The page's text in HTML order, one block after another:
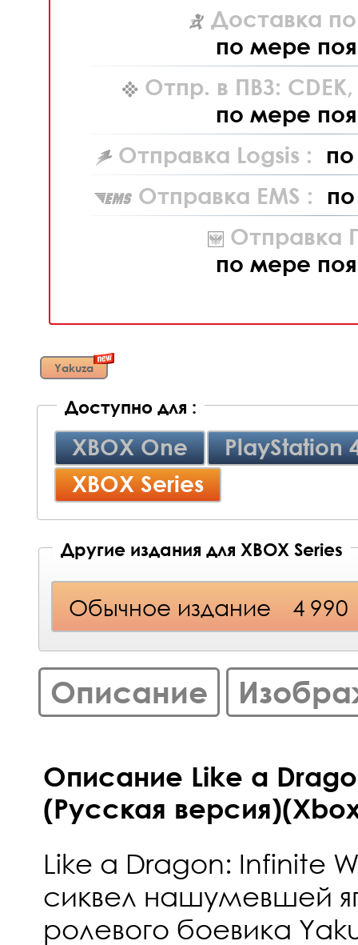
Доставка
по мере
Отпр. в ПВЗ: CDEK,
по мере
Отправка Logsis :
Отправка EMS :
Отправка
по мере
Yakuza
Доступно для :
XBOX One
PlayStation
XBOX Series
Другие издания для XBOX Series
Обычное издание 4 990
Описание
Описание Like a
(Русская
Like a Dragon: Infinite
сиквел нашумевшей
ролевого боевика